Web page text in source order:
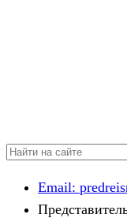
Email: